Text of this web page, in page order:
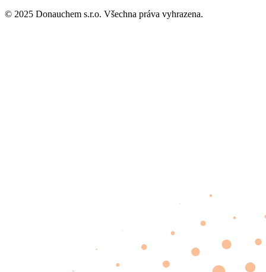
© 2025 Donauchem s.r.o. Všechna práva vyhrazena.